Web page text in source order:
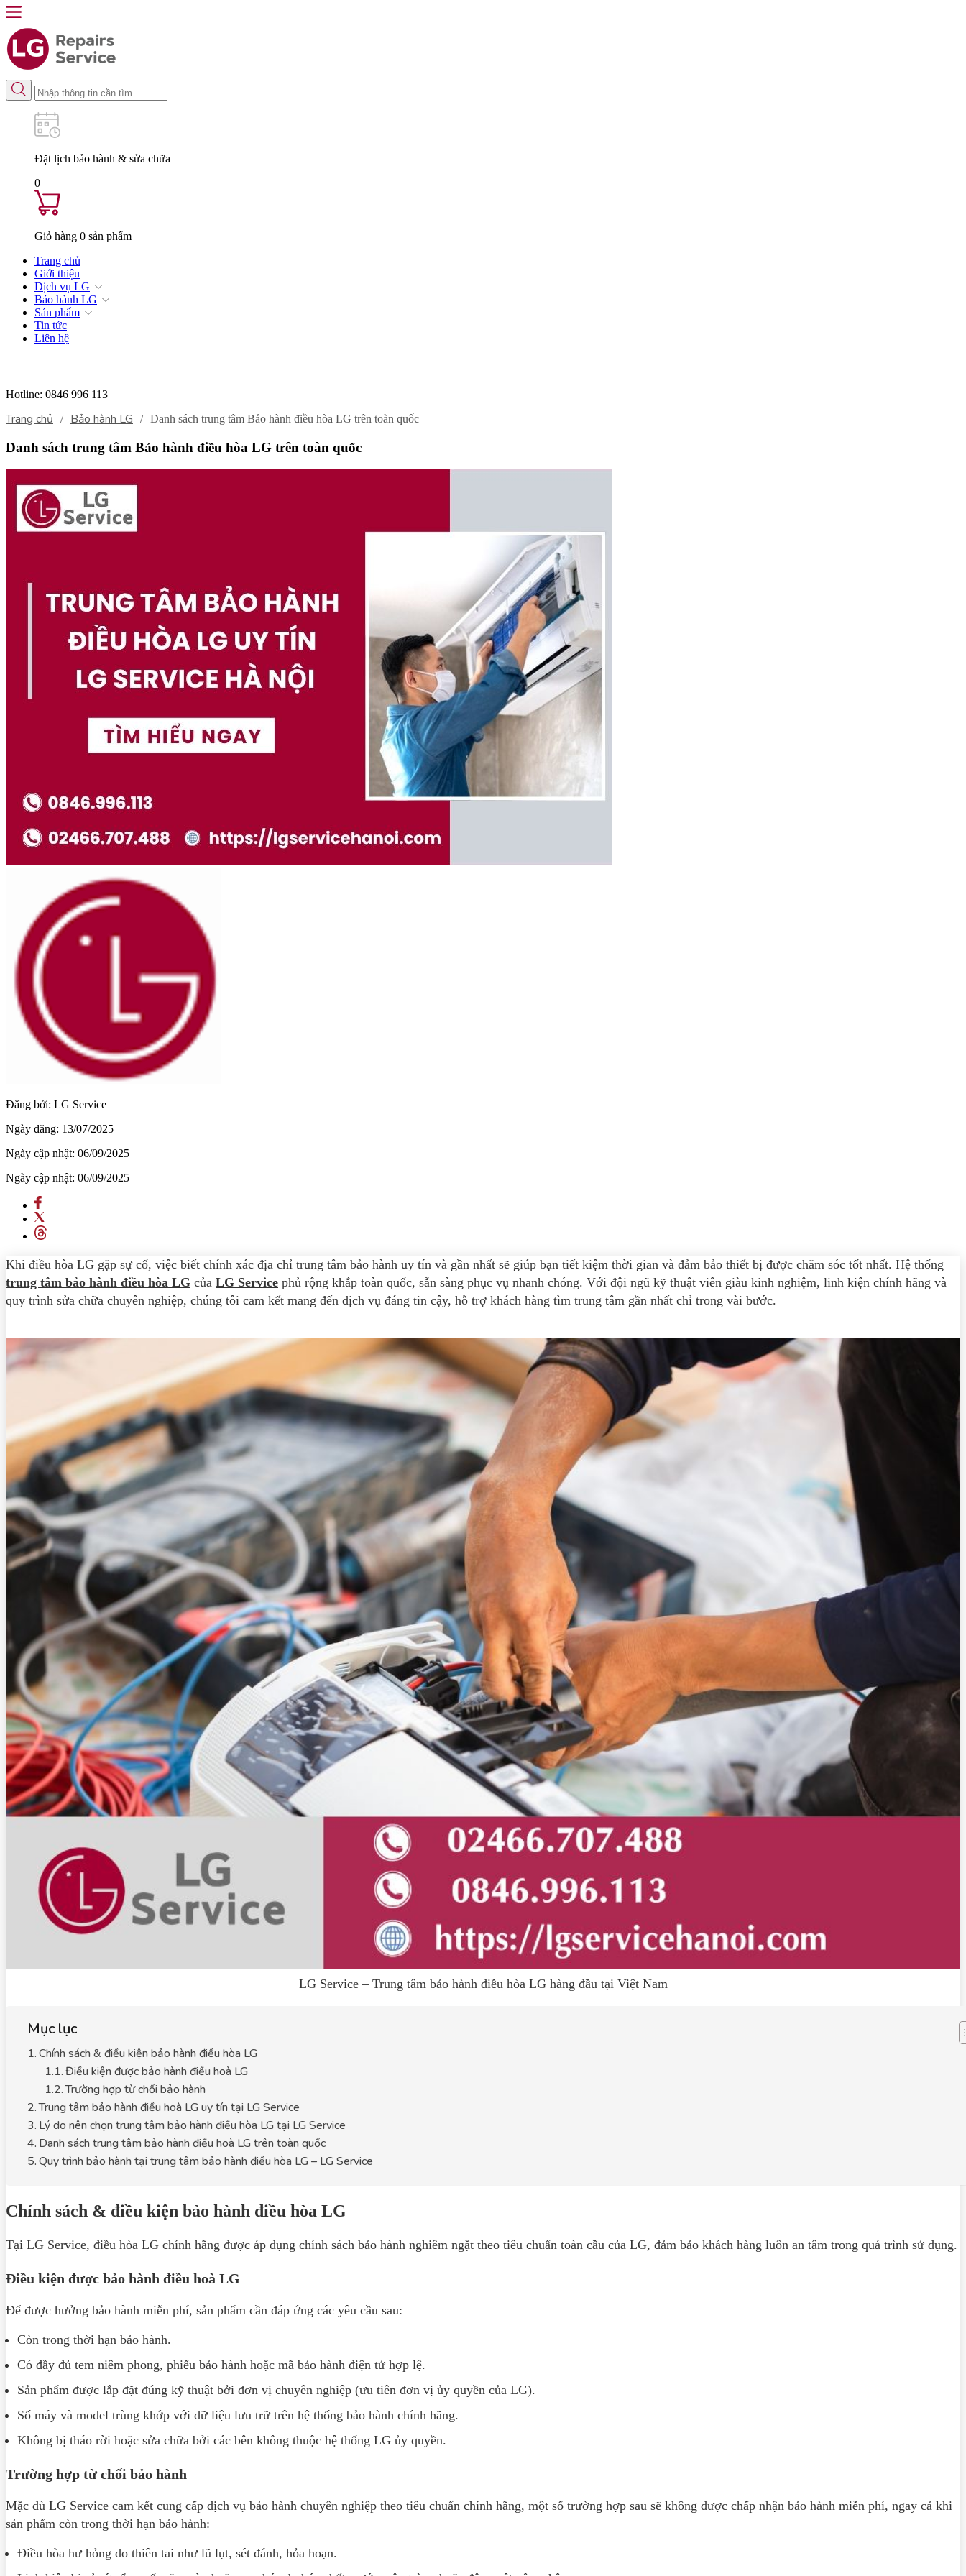
Đặt lịch bảo hành & sửa chữa
0
Giỏ hàng 0 sản phẩm
Trang chủ
Giới thiệu
Dịch vụ LG
Bảo hành LG
Sản phẩm
Tin tức
Liên hệ
Hotline: 0846 996 113
Trang chủ / Bảo hành LG / Danh sách trung tâm Bảo hành điều hòa LG trên toàn quốc
Danh sách trung tâm Bảo hành điều hòa LG trên toàn quốc
Đăng bởi: LG Service
Ngày đăng: 13/07/2025
Ngày cập nhật: 06/09/2025
Ngày cập nhật: 06/09/2025
Khi điều hòa LG gặp sự cố, việc biết chính xác địa chỉ trung tâm bảo hành uy tín và gần nhất sẽ giúp bạn tiết kiệm thời gian và đảm bảo thiết bị được chăm sóc tốt nhất. Hệ thống
trung tâm bảo hành điều hòa LG của LG Service phủ rộng khắp toàn quốc, sẵn sàng phục vụ nhanh chóng. Với đội ngũ kỹ thuật viên giàu kinh nghiệm, linh kiện chính hãng và
quy trình sửa chữa chuyên nghiệp, chúng tôi cam kết mang đến dịch vụ đáng tin cậy, hỗ trợ khách hàng tìm trung tâm gần nhất chỉ trong vài bước.
LG Service – Trung tâm bảo hành điều hòa LG hàng đầu tại Việt Nam
Mục lục
Chính sách & điều kiện bảo hành điều hòa LG
Điều kiện được bảo hành điều hoà LG
Trường hợp từ chối bảo hành
Trung tâm bảo hành điều hoà LG uy tín tại LG Service
Lý do nên chọn trung tâm bảo hành điều hòa LG tại LG Service
Danh sách trung tâm bảo hành điều hoà LG trên toàn quốc
Quy trình bảo hành tại trung tâm bảo hành điều hòa LG – LG Service
Chính sách & điều kiện bảo hành điều hòa LG
Tại LG Service, điều hòa LG chính hãng được áp dụng chính sách bảo hành nghiêm ngặt theo tiêu chuẩn toàn cầu của LG, đảm bảo khách hàng luôn an tâm trong quá trình sử dụng.
Điều kiện được bảo hành điều hoà LG
Để được hưởng bảo hành miễn phí, sản phẩm cần đáp ứng các yêu cầu sau:
Còn trong thời hạn bảo hành.
Có đầy đủ tem niêm phong, phiếu bảo hành hoặc mã bảo hành điện tử hợp lệ.
Sản phẩm được lắp đặt đúng kỹ thuật bởi đơn vị chuyên nghiệp (ưu tiên đơn vị ủy quyền của LG).
Số máy và model trùng khớp với dữ liệu lưu trữ trên hệ thống bảo hành chính hãng.
Không bị tháo rời hoặc sửa chữa bởi các bên không thuộc hệ thống LG ủy quyền.
Trường hợp từ chối bảo hành
Mặc dù LG Service cam kết cung cấp dịch vụ bảo hành chuyên nghiệp theo tiêu chuẩn chính hãng, một số trường hợp sau sẽ không được chấp nhận bảo hành miễn phí, ngay cả khi
sản phẩm còn trong thời hạn bảo hành:
Điều hòa hư hỏng do thiên tai như lũ lụt, sét đánh, hỏa hoạn.